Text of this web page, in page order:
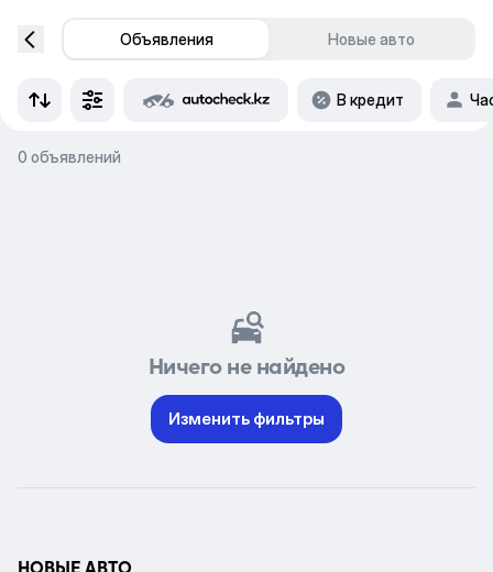
Объявления Новые авто
В кредит
0 объявлений
Ничего не найдено
Изменить фильтры
НОВЫЕ АВТО